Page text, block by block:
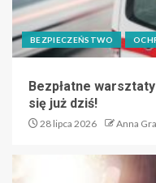
BEZPIECZEŃSTWO
Bezpłatne
się już dziś!
28 lipca 2026 Anna